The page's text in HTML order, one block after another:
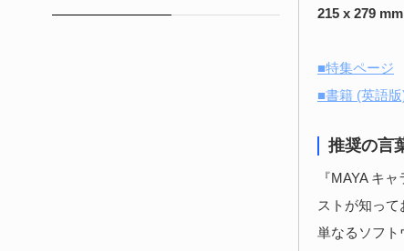
215 x 279
■特集ページ
■書籍 (英語
推奨の言
『MAYA キ
ストが知っ
単なるソフト